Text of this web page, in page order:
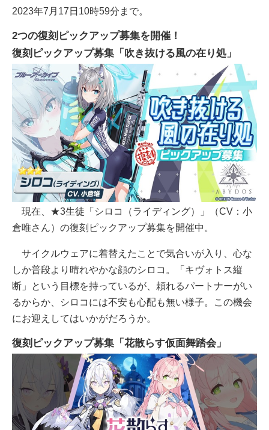
2023年7月17日10時59分まで。
2つの復刻ピックアップ募集を開催！
復刻ピックアップ募集「吹き抜ける風の在り処」
現在、★3生徒「シロコ（ライディング）」（CV：小
倉唯さん）の復刻ピックアップ募集を開催中。
サイクルウェアに着替えたことで気合いが入り、心な
しか普段より晴れやかな顔のシロコ。「キヴォトス縦
断」という目標を持っているが、頼れるパートナーがい
るからか、シロコには不安も心配も無い様子。この機会
にお迎えしてはいかがだろうか。
復刻ピックアップ募集「花散らす仮面舞踏会」